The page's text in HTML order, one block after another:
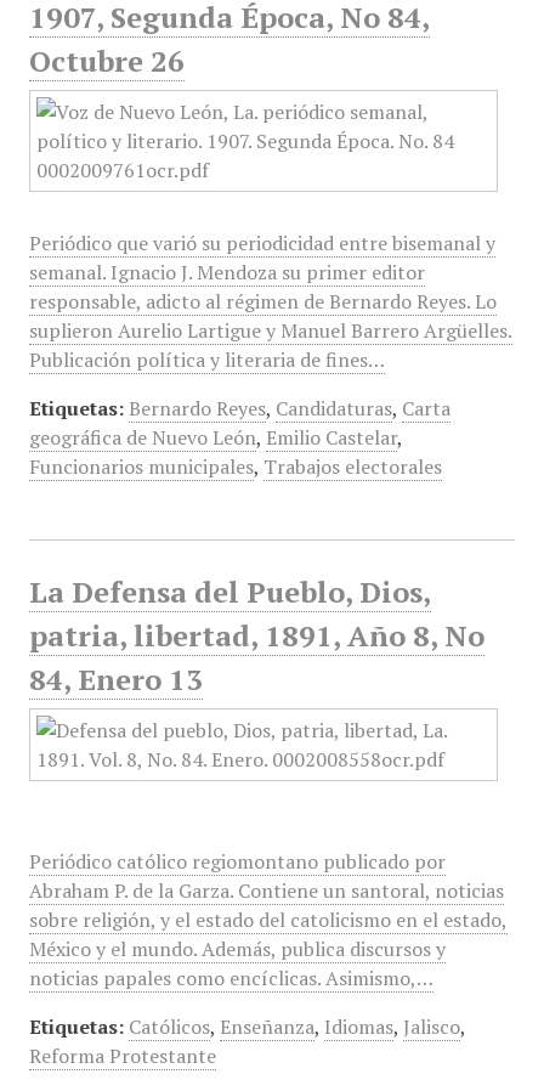
1907, Segunda Época, No 84,
Octubre 26
Periódico que varió su periodicidad entre bisemanal y
semanal. Ignacio J. Mendoza su primer editor
responsable, adicto al régimen de Bernardo Reyes. Lo
suplieron Aurelio Lartigue y Manuel Barrero Argüelles.
Publicación política y literaria de fines…
Etiquetas: Bernardo Reyes, Candidaturas, Carta
geográfica de Nuevo León, Emilio Castelar,
Funcionarios municipales, Trabajos electorales
La Defensa del Pueblo, Dios,
patria, libertad, 1891, Año 8, No
84, Enero 13
Periódico católico regiomontano publicado por
Abraham P. de la Garza. Contiene un santoral, noticias
sobre religión, y el estado del catolicismo en el estado,
México y el mundo. Además, publica discursos y
noticias papales como encíclicas. Asimismo,…
Etiquetas: Católicos, Enseñanza, Idiomas, Jalisco,
Reforma Protestante